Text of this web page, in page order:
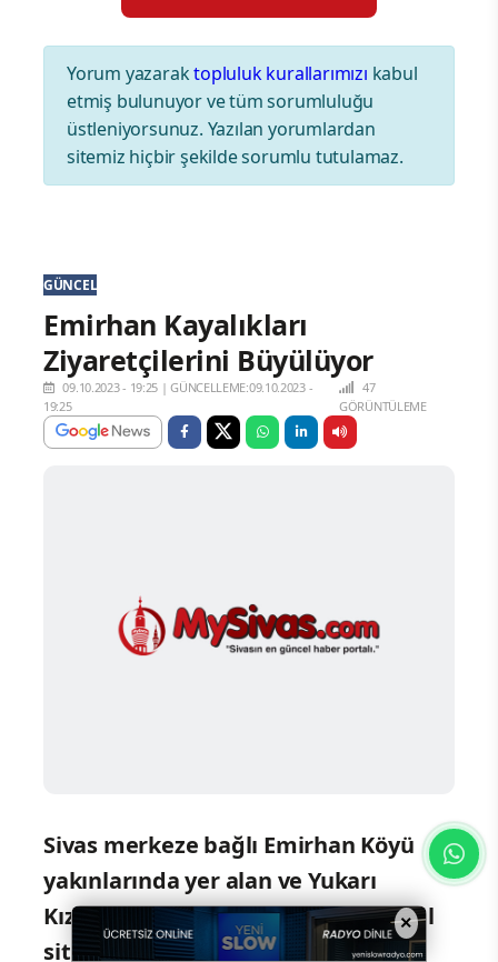
Yorum yazaraktopluluk kurallarımızı kabul
etmiş bulunuyor ve tüm sorumluluğu
üstleniyorsunuz. Yazılan yorumlardan
sitemiz hiçbir şekilde sorumlu tutulamaz.
GÜNCEL
Emirhan Kayalıkları
Ziyaretçilerini Büyülüyor
09.10.2023 - 19:25 |GÜNCELLEME:09.10.2023 -
19:25
47
GÖRÜNTÜLEME
Sivas merkeze bağlı Emirhan Köyü
yakınlarında yer alan ve Yukarı
Kızılırmak Jeoparkı'nın önemli doğal
sit alanlarından biri olan Emirhan
×